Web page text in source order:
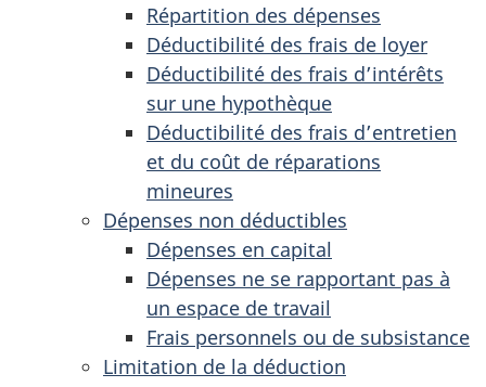
Répartition des dépenses
Déductibilité des frais de loyer
Déductibilité des frais d’intérêts
sur une hypothèque
Déductibilité des frais d’entretien
et du coût de réparations
mineures
Dépenses non déductibles
Dépenses en capital
Dépenses ne se rapportant pas à
un espace de travail
Frais personnels ou de subsistance
Limitation de la déduction